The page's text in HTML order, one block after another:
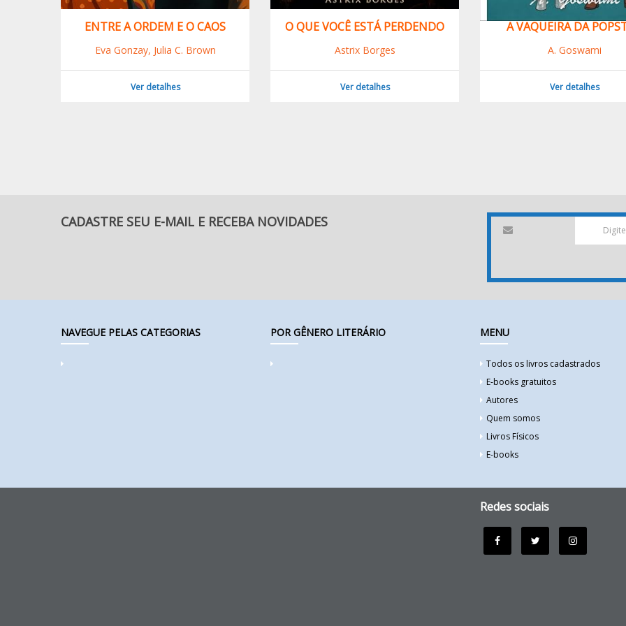
ENTRE A ORDEM E O CAOS
Eva Gonzay, Julia C. Brown
Ver detalhes
O QUE VOCÊ ESTÁ PERDENDO
Astrix Borges
Ver detalhes
A VAQUEIRA DA
A. Goswami
Ver detalhes
CADASTRE SEU E-MAIL E RECEBA NOVIDADES
NAVEGUE PELAS CATEGORIAS POR GÊNERO LITERÁRIO MENU
Todos os livros cadastrados
E-books gratuitos
Autores
Quem somos
Livros Físicos
E-books
Redes sociais